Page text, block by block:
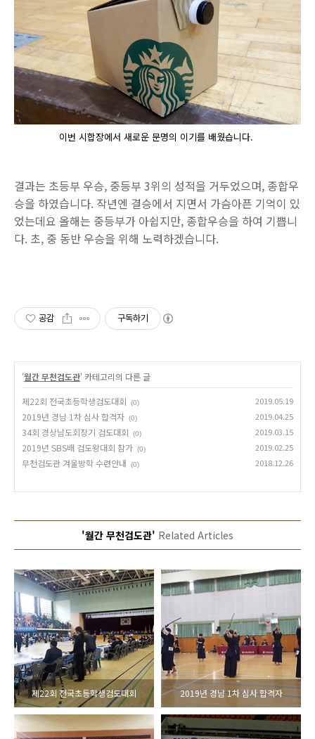
이번 시합장에서 새로운 문명의 이기를 배웠습니다.
결과는 초등부 우승, 중등부 3위의 성적을 거두었으며, 종합우
승을 하였습니다. 작년엔 결승에서 지면서 가슴아픈 기억이 있
었는데요 올해는 중등부가 아쉽지만, 종합우승을 하여 기쁩니
다. 초, 중 동반 우승을 위해 노력하겠습니다.
공감 구독하기
'월간 무천검도관' 카테고리의 다른 글
제22회 전국초등학생검도대회 (0) 2019.05.19
2019년 경남 1차 심사 합격자 (0) 2019.04.25
34회 경상남도회장기 검도대회 (0) 2019.03.15
2019년 SBS배 검도왕대회 참가 (0) 2019.02.25
무천검도관 겨울방학 수련안내 (0) 2018.12.26
'월간 무천검도관' Related Articles
제22회 전국초등학생검도대회 2019년 경남 1차 심사 합격자